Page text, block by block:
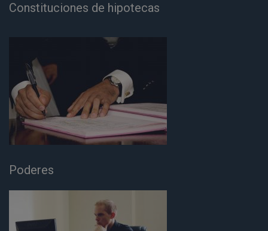
Constituciones de hipotecas
Poderes